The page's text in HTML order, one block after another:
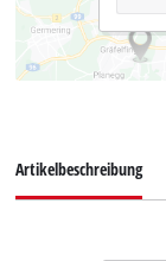
Artikelbeschreibung